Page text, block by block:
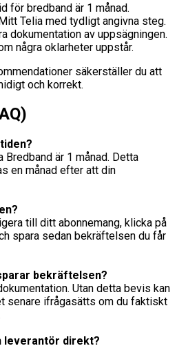
för bredband är 1 månad.
Telia med tydligt angivna steg.
dokumentation av uppsägningen.
några oklarheter uppstår.
säkerställer du att
och korrekt.
är 1 månad. Detta
en månad efter att din
till ditt abonnemang, klicka på
spara sedan bekräftelsen du får
bekräftelsen?
Utan detta bevis kan
senare ifrågasätts om du faktiskt
leverantör direkt?